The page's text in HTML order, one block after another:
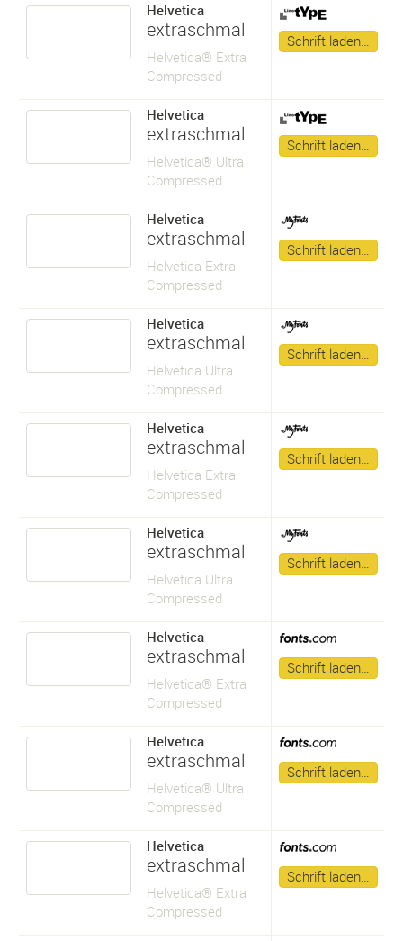
Helvetica
extraschmal
Helvetica® Extra
Compressed
Schrift laden…
Helvetica
extraschmal
Helvetica® Ultra
Compressed
Schrift laden…
Helvetica
extraschmal
Helvetica Extra
Compressed
Schrift laden…
Helvetica
extraschmal
Helvetica Ultra
Compressed
Schrift laden…
Helvetica
extraschmal
Helvetica Extra
Compressed
Schrift laden…
Helvetica
extraschmal
Helvetica Ultra
Compressed
Schrift laden…
Helvetica
extraschmal
Helvetica® Extra
Compressed
Schrift laden…
Helvetica
extraschmal
Helvetica® Ultra
Compressed
Schrift laden…
Helvetica
extraschmal
Helvetica® Extra
Compressed
Schrift laden…